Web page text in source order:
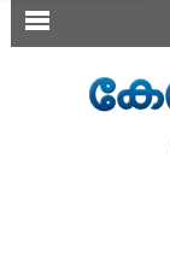
SECTIONS